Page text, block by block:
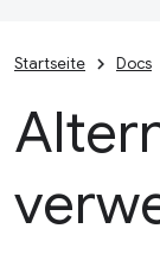
Startseite Docs